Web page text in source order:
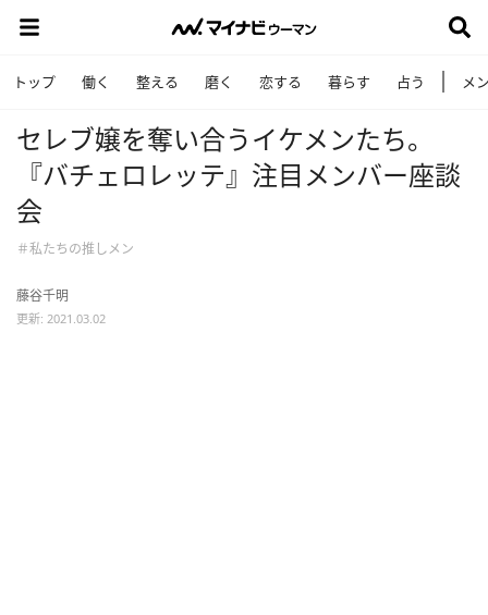
トップ 働く 整える 磨く 恋する 暮らす 占う メ
セレブ嬢を奪い合うイケメンたち。
『バチェロレッテ』注目メンバー座談
会
＃私たちの推しメン
藤谷千明
更新: 2021.03.02